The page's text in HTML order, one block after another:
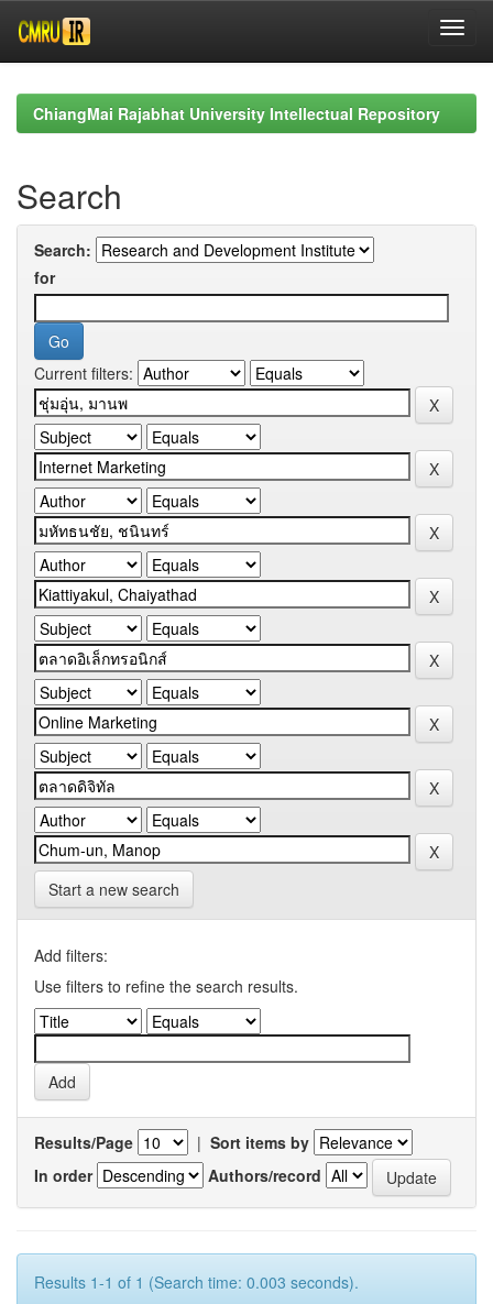
navigationChiangMai Rajabhat University Intellectual Repository
Search
Search:
for
Current filters:
Start a new search
Add filters:
Use filters to refine the search results.
Results/Page | Sort items by
In order
Authors/record
Results 1-1 of 1 (Search time: 0.003 seconds).